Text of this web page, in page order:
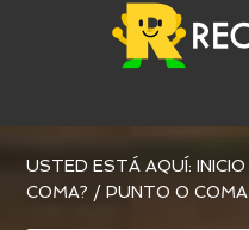
USTED ESTÁ AQUÍ:INICIO
COMA? / PUNTO O COMA